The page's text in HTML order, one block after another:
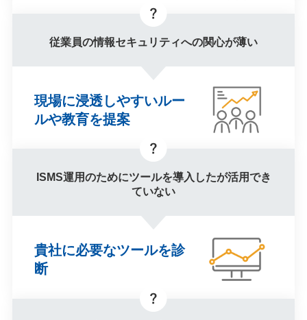
従業員の情報セキュリティへの関心が薄い
現場に浸透しやすいルー
ルや教育を提案
ISMS運用のためにツールを導入したが活用でき
ていない
貴社に必要なツールを診
断